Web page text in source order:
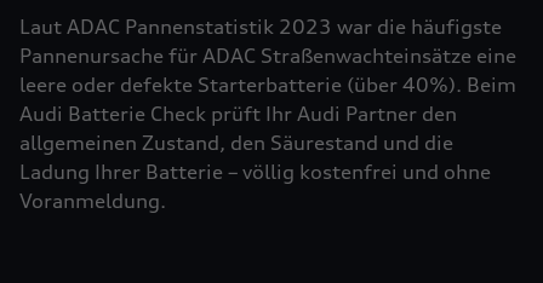
Laut ADAC Pannenstatistik 2023 war die häufigste
Pannenursache für ADAC Straßenwachteinsätze eine
leere oder defekte Starterbatterie (über 40%). Beim
Audi Batterie Check prüft Ihr Audi Partner den
allgemeinen Zustand, den Säurestand und die
Ladung Ihrer Batterie – völlig kostenfrei und ohne
Voranmeldung.